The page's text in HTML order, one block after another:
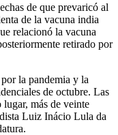
de que prevaricó al
de la vacuna india
relacionó la vacuna
retirado por
la pandemia y la
de octubre. Las
lugar, más de veinte
Luiz Inácio Lula da